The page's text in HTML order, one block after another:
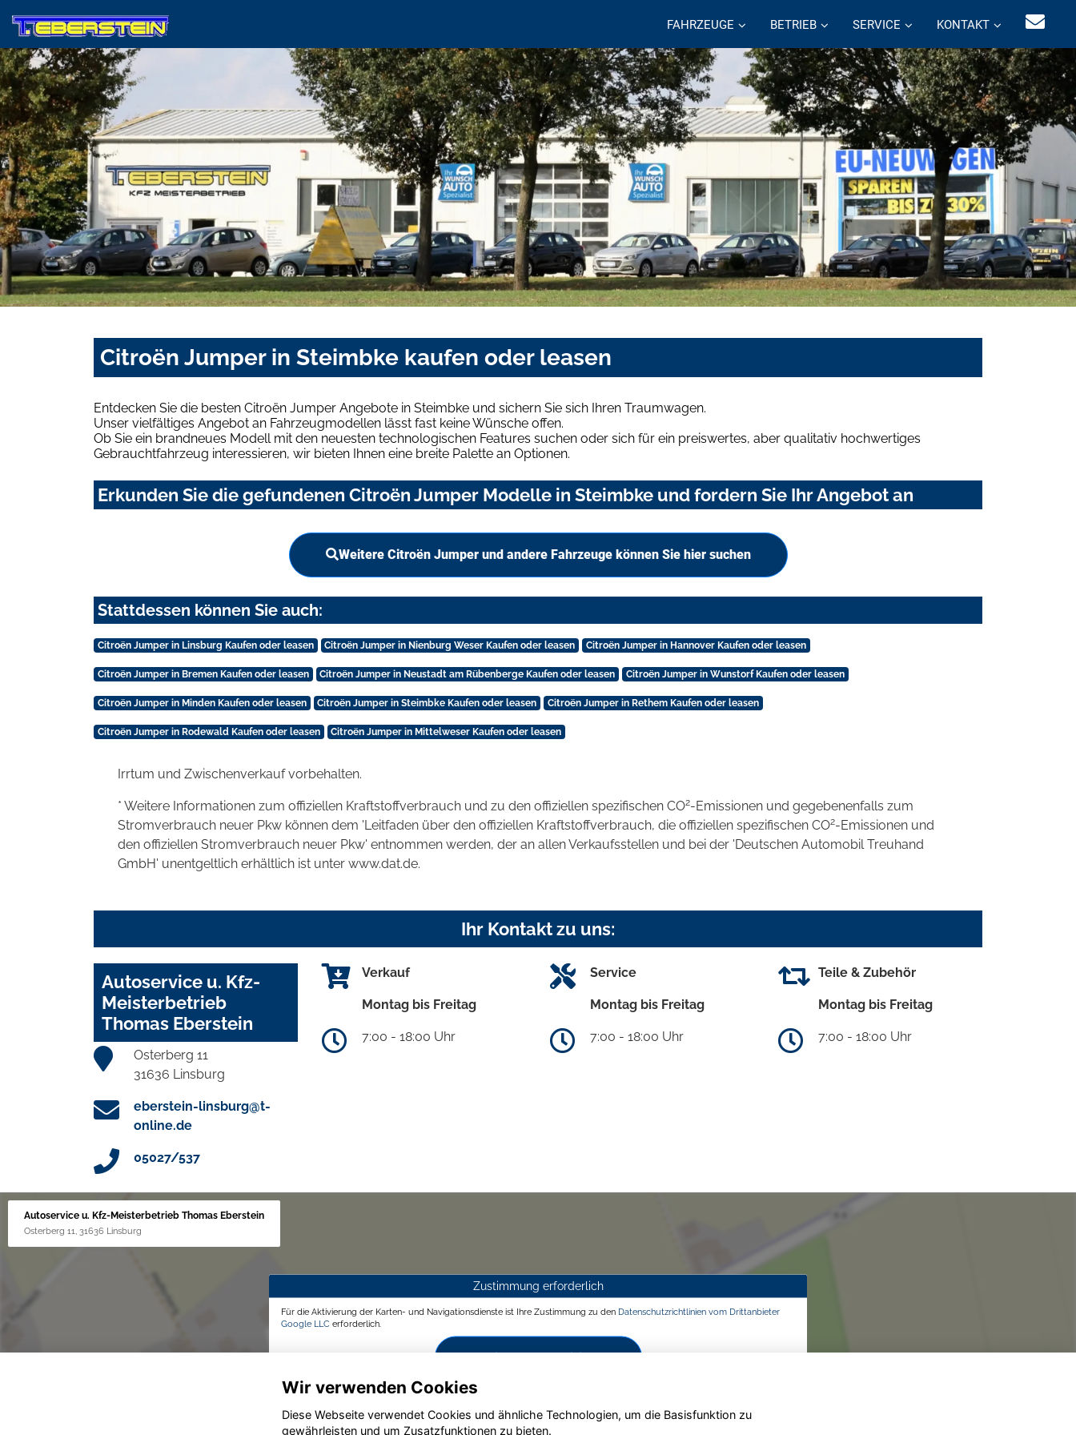
FAHRZEUGE BETRIEB SERVICE KONTAKT
Citroën Jumper in Steimbke kaufen oder leasen
Entdecken Sie die besten Citroën Jumper Angebote in Steimbke und sichern Sie sich Ihren Traumwagen.
Unser vielfältiges Angebot an Fahrzeugmodellen lässt fast keine Wünsche offen.
Ob Sie ein brandneues Modell mit den neuesten technologischen Features suchen oder sich für ein preiswertes, aber qualitativ hochwertiges
Gebrauchtfahrzeug interessieren, wir bieten Ihnen eine breite Palette an Optionen.
Erkunden Sie die gefundenen Citroën Jumper Modelle in Steimbke und fordern Sie Ihr Angebot an
Weitere Citroën Jumper und andere Fahrzeuge können Sie hier suchen
Stattdessen können Sie auch:
Citroën Jumper in Linsburg Kaufen oder leasen Citroën Jumper in Nienburg Weser Kaufen oder leasen Citroën Jumper in Hannover Kaufen oder leasen
Citroën Jumper in Bremen Kaufen oder leasen Citroën Jumper in Neustadt am Rübenberge Kaufen oder leasen Citroën Jumper in Wunstorf Kaufen oder leasen
Citroën Jumper in Minden Kaufen oder leasen Citroën Jumper in Steimbke Kaufen oder leasen Citroën Jumper in Rethem Kaufen oder leasen
Citroën Jumper in Rodewald Kaufen oder leasen Citroën Jumper in Mittelweser Kaufen oder leasen
Irrtum und Zwischenverkauf vorbehalten.
* Weitere Informationen zum offiziellen Kraftstoffverbrauch und zu den offiziellen spezifischen CO2-Emissionen und gegebenenfalls zum
Stromverbrauch neuer Pkw können dem 'Leitfaden über den offiziellen Kraftstoffverbrauch, die offiziellen spezifischen CO2-Emissionen und
den offiziellen Stromverbrauch neuer Pkw' entnommen werden, der an allen Verkaufsstellen und bei der 'Deutschen Automobil Treuhand
GmbH' unentgeltlich erhältlich ist unter www.dat.de.
Ihr Kontakt zu uns:
Autoservice u. Kfz-
Meisterbetrieb
Thomas Eberstein
Osterberg 11
31636 Linsburg
eberstein-linsburg@t-
online.de
05027/537
Verkauf
Montag bis Freitag
7:00 - 18:00 Uhr
Service
Montag bis Freitag
7:00 - 18:00 Uhr
Teile & Zubehör
Montag bis Freitag
7:00 - 18:00 Uhr
Autoservice u. Kfz-Meisterbetrieb Thomas Eberstein
Osterberg 11, 31636 Linsburg
Zustimmung erforderlich
Für die Aktivierung der Karten- und Navigationsdienste ist Ihre Zustimmung zu den Datenschutzrichtlinien vom Drittanbieter
Google LLC erforderlich.
Zustimmen und aktivieren
Wir verwenden Cookies
Diese Webseite verwendet Cookies und ähnliche Technologien, um die Basisfunktion zu
gewährleisten und um Zusatzfunktionen zu bieten.